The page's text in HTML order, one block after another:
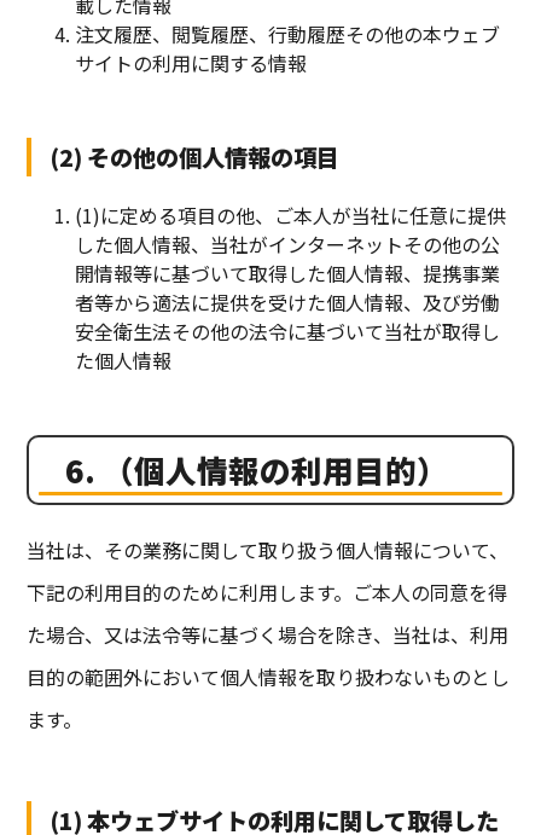
注文履歴、閲覧履歴、行動履歴その他の本ウェブ
サイトの利用に関する情報
(2) その他の個人情報の項目
(1)に定める項目の他、ご本人が当社に任意に提供
した個人情報、当社がインターネットその他の公
開情報等に基づいて取得した個人情報、提携事業
者等から適法に提供を受けた個人情報、及び労働
安全衛生法その他の法令に基づいて当社が取得し
た個人情報
6. （個人情報の利用目的）
当社は、その業務に関して取り扱う個人情報について、
下記の利用目的のために利用します。ご本人の同意を得
た場合、又は法令等に基づく場合を除き、当社は、利用
目的の範囲外において個人情報を取り扱わないものとし
ます。
(1) 本ウェブサイトの利用に関して取得した